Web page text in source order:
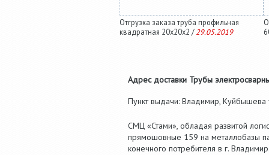
Отгрузка заказа труба профильная
квадратная 20х20х2 / 29.05.2019
Адрес доставки Трубы
Пункт выдачи: Владимир, Куйбышева
СМЦ «Стами», обладая развитой
прямошовные 159 на металлобазы
конечного потребителя в г.